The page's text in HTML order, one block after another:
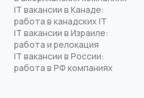
IT вакансии в Канаде:
работа в канадских IT
IT вакансии в Израиле:
работа и релокация
IT вакансии в России:
работа в РФ компаниях